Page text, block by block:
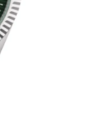
346